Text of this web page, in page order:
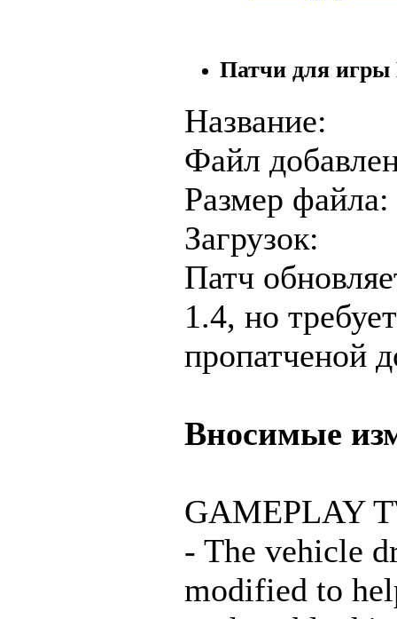
Патчи для игры
Название:
Файл
Размер файла:
Загрузок:
Патч
1.4, но
пропатченой
Вносимые
GAMEPLAY
- The vehicle
modified to